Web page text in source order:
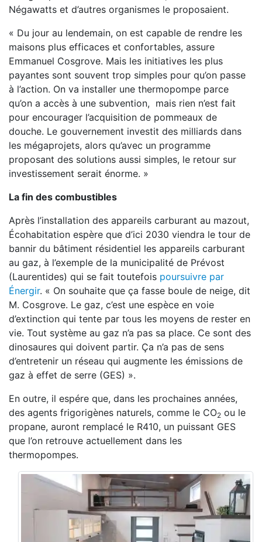
Négawatts et d’autres organismes le proposaient.
« Du jour au lendemain, on est capable de rendre les
maisons plus efficaces et confortables, assure
Emmanuel Cosgrove. Mais les initiatives les plus
payantes sont souvent trop simples pour qu’on passe
à l’action. On va installer une thermopompe parce
qu’on a accès à une subvention, mais rien n’est fait
pour encourager l’acquisition de pommeaux de
douche. Le gouvernement investit des milliards dans
les mégaprojets, alors qu’avec un programme
proposant des solutions aussi simples, le retour sur
investissement serait énorme. »
La fin des combustibles
Après l’installation des appareils carburant au mazout,
Écohabitation espère que d’ici 2030 viendra le tour de
bannir du bâtiment résidentiel les appareils carburant
au gaz, à l’exemple de la municipalité de Prévost
(Laurentides) qui se fait toutefois poursuivre par
Énergir. « On souhaite que ça fasse boule de neige, dit
M. Cosgrove. Le gaz, c’est une espèce en voie
d’extinction qui tente par tous les moyens de rester en
vie. Tout système au gaz n’a pas sa place. Ce sont des
dinosaures qui doivent partir. Ça n’a pas de sens
d’entretenir un réseau qui augmente les émissions de
gaz à effet de serre (GES) ».
En outre, il espére que, dans les prochaines années,
des agents frigorigènes naturels, comme le CO2 ou le
propane, auront remplacé le R410, un puissant GES
que l’on retrouve actuellement dans les
thermopompes.